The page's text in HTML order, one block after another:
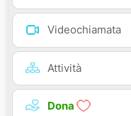
Videochiamata
Attività
Dona